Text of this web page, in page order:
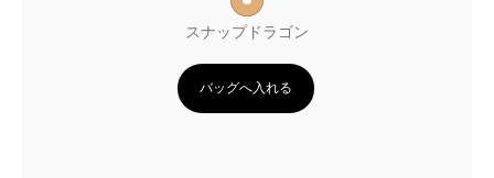
スナップドラゴン
バッグへ入れる